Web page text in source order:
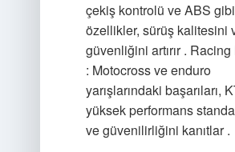
çekiş kontrolü ve ABS gibi
özellikler, sürüş kalitesini
güvenliğini artırır . Racing
: Motocross ve enduro
yarışlarındaki başarıları,
yüksek performans
ve güvenilirliğini kanıtlar .